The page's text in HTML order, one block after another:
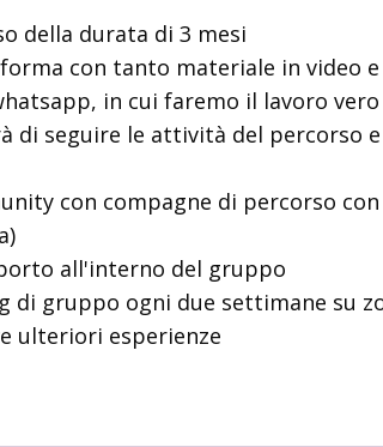
della durata di 3 mesi
con tanto materiale in video
in cui faremo il lavoro
di seguire le attività del percorso
con compagne di percorso
all'interno del gruppo
di gruppo ogni due settimane su
ulteriori esperienze